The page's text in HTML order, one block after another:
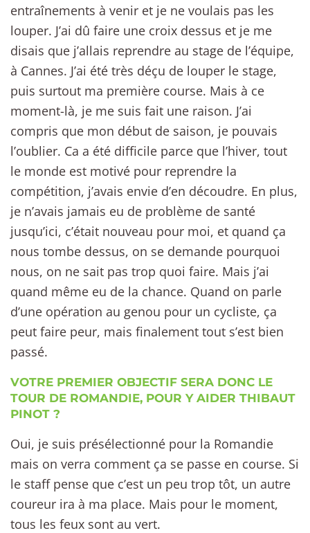
entraînements à venir et je ne voulais pas les
louper. J’ai dû faire une croix dessus et je me
disais que j’allais reprendre au stage de l’équipe,
à Cannes. J’ai été très déçu de louper le stage,
puis surtout ma première course. Mais à ce
moment-là, je me suis fait une raison. J’ai
compris que mon début de saison, je pouvais
l’oublier. Ca a été difficile parce que l’hiver, tout
le monde est motivé pour reprendre la
compétition, j’avais envie d’en découdre. En plus,
je n’avais jamais eu de problème de santé
jusqu’ici, c’était nouveau pour moi, et quand ça
nous tombe dessus, on se demande pourquoi
nous, on ne sait pas trop quoi faire. Mais j’ai
quand même eu de la chance. Quand on parle
d’une opération au genou pour un cycliste, ça
peut faire peur, mais finalement tout s’est bien
passé.
VOTRE PREMIER OBJECTIF SERA DONC LE
TOUR DE ROMANDIE, POUR Y AIDER THIBAUT
PINOT ?
Oui, je suis présélectionné pour la Romandie
mais on verra comment ça se passe en course. Si
le staff pense que c’est un peu trop tôt, un autre
coureur ira à ma place. Mais pour le moment,
tous les feux sont au vert.